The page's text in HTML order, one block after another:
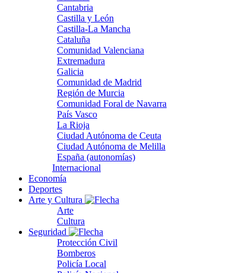
Cantabria
Castilla y León
Castilla-La Mancha
Cataluña
Comunidad Valenciana
Extremadura
Galicia
Comunidad de Madrid
Región de Murcia
Comunidad Foral de Navarra
País Vasco
La Rioja
Ciudad Autónoma de Ceuta
Ciudad Autónoma de Melilla
España (autonomías)
Internacional
Economía
Deportes
Arte y Cultura
Arte
Cultura
Seguridad
Protección Civil
Bomberos
Policía Local